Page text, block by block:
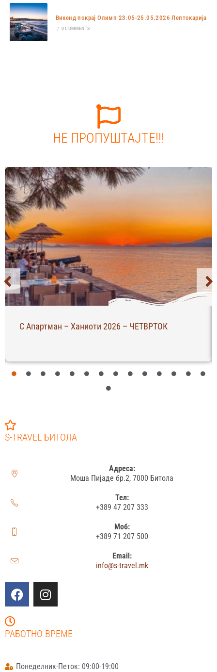
Викенд покрај Олимп 23.05-25.05.2026 Лептокарија
/ 0 COMMENTS
НЕ ПРОПУШТАЈТЕ!!!
С Апартман – Ханиоти 2026 – ЧЕТВРТОК
S-TRAVEL БИТОЛА
Адреса:
Моша Пијаде бр.2, 7000 Битола
Тел:
+389 47 207 333
Моб:
+389 71 207 500
Email:
info@s-travel.mk
РАБОТНО ВРЕМЕ
Понеделник-Петок: 09:00-19:00